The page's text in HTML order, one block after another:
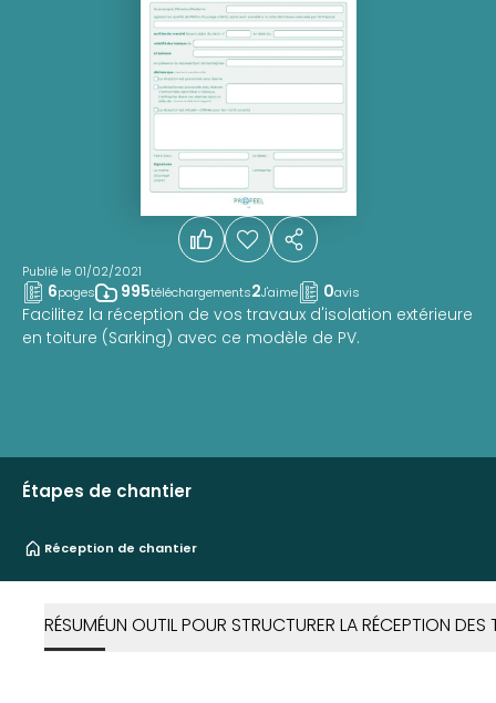
Publié le 01/02/2021
6pages 995téléchargements2J'aime 0avis
Facilitez la réception de vos travaux d'isolation extérieure
en toiture (Sarking) avec ce modèle de PV.
Étapes de chantier
Réception de chantier
RÉSUMÉUN OUTIL POUR STRUCTURER LA RÉCEPTION